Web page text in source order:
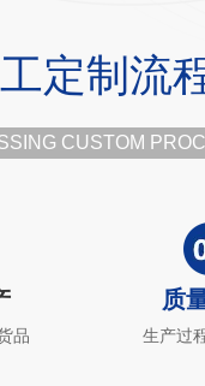
定制流
CUSTOM
品
质
生产过